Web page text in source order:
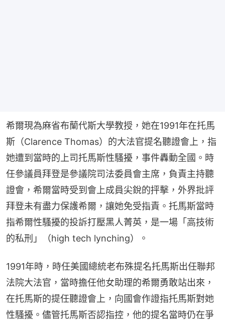
希爾現為麻省布蘭代斯大學教授，她在1991年在托馬
斯（Clarence Thomas）的大法官提名聽證會上，指
她遭到當時的上司托馬斯性騷擾，事件轟動全國。時
任參議員拜登是參議院司法委員會主席，負責主持聽
證會，希爾當時受到會上成員尖銳的抨擊，外界批評
拜登未有盡力保護希爾，讓她免受指責。托馬斯當時
指希爾性騷擾的投訴打壓黑人菁英，是一場「高技術
的私刑」（high tech lynching）。
1991年時，時任美國總統老布殊提名托馬斯出任聯邦
法院大法官，當時擔任他女助理的希爾勇敢站出來，
在托馬斯的提任聽證會上，向國會作證指托馬斯對她
性騷擾。儘管托馬斯否認指控，他的提名當時仍在爭